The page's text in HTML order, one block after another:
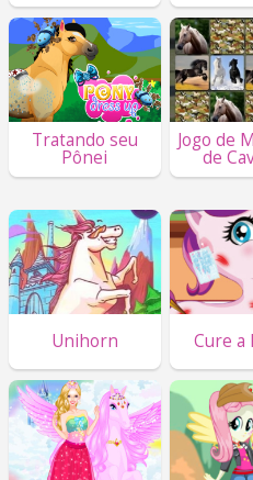
Tratando seu
Pônei
Jogo de
de
Unihorn Cure a